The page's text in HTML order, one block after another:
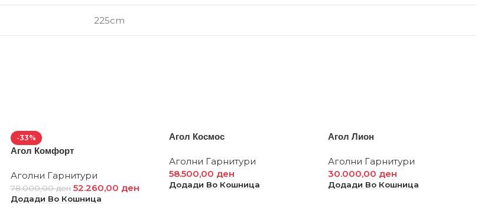
225cm
-33%
Агол Комфорт
Аголни Гарнитури
78.000,00ден 52.260,00 ден
Додади Во Кошница
Агол Космос
Аголни Гарнитури
58.500,00 ден
Додади Во Кошница
Агол Лион
Аголни Гарнитури
30.000,00 ден
Додади Во Кошница